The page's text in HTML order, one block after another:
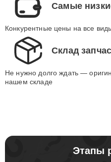
Самые
Конкурентные цены на все
Склад
Не нужно долго ждать —
нашем складе
Этапы